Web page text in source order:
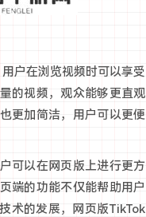
户在浏览视频时可以享受
的视频，观众能够更直观
更加简洁，用户可以更便
可以在网页版上进行更方
端的功能不仅能帮助用户
术的发展，网页版TikTok